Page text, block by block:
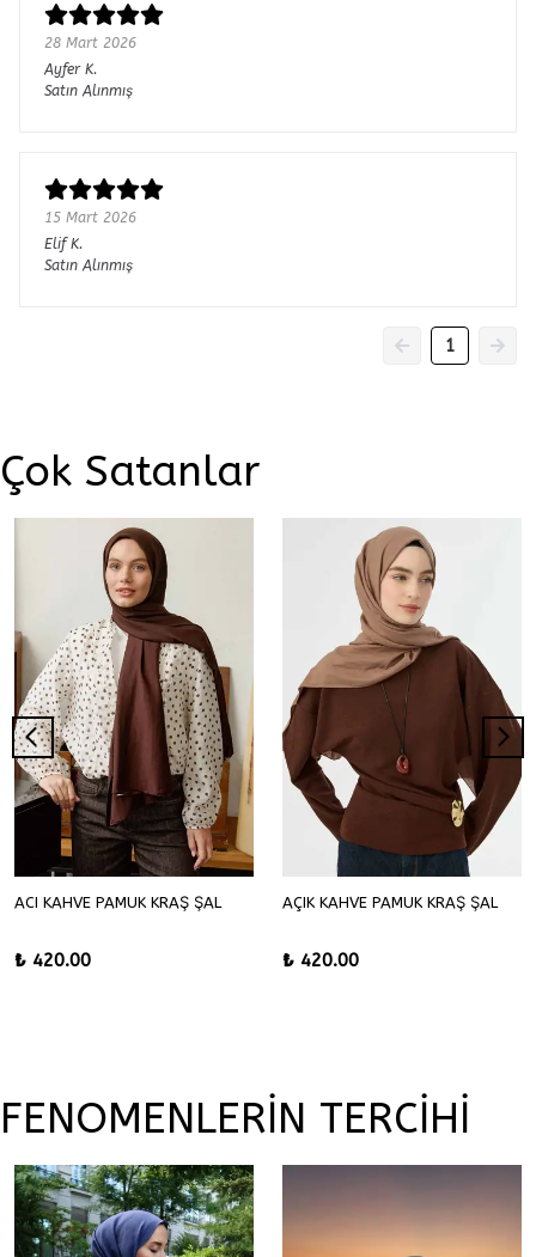
28 Mart 2026
Ayfer K.
Satın Alınmış
15 Mart 2026
ElifK.
Satın Alınmış
1
Çok Satanlar
ACI KAHVE PAMUK KRAŞ ŞAL
₺ 420.00
AÇIK KAHVE PAMUK KRAŞ ŞAL
₺ 420.00
FENOMENLERİN TERCİHİ